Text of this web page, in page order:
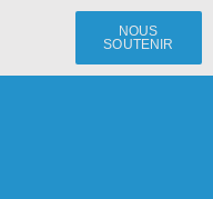
NOUS
SOUTENIR